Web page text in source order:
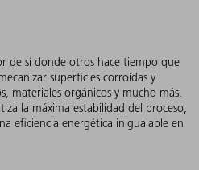
de sí donde otros hace tiempo que
superficies corroídas y
materiales orgánicos y mucho más.
la máxima estabilidad del proceso,
eficiencia energética inigualable en